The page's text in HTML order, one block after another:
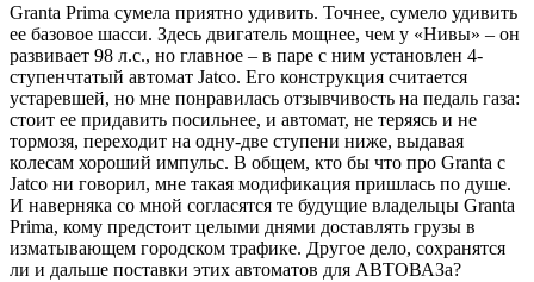
Granta Prima сумела приятно удивить. Точнее, сумело удивить
ее базовое шасси. Здесь двигатель мощнее, чем у «Нивы» – он
развивает 98 л.с., но главное – в паре с ним установлен 4-
ступенчтатый автомат Jatco. Его конструкция считается
устаревшей, но мне понравилась отзывчивость на педаль газа:
стоит ее придавить посильнее, и автомат, не теряясь и не
тормозя, переходит на одну-две ступени ниже, выдавая
колесам хороший импульс. В общем, кто бы что про Granta с
Jatco ни говорил, мне такая модификация пришлась по душе.
И наверняка со мной согласятся те будущие владельцы Granta
Prima, кому предстоит целыми днями доставлять грузы в
изматывающем городском трафике. Другое дело, сохранятся
ли и дальше поставки этих автоматов для АВТОВАЗа?